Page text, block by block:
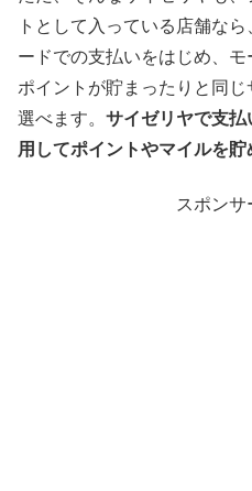
トとして入っている店舗な
ードでの支払いをはじめ、モ
ポイントが貯まったりと同
選べます。 サイゼリヤで支
用してポイントやマイルを貯
スポンサ